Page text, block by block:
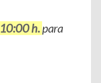
h.para